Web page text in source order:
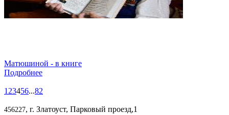
Матюшиной - в книге
Подробнее
1 23456...82
456227, г. Златоуст, Парковый проезд,1